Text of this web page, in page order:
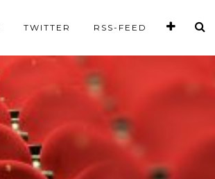
TWITTER RSS-FEED